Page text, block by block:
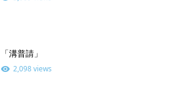
「溝普請」
2,098 views